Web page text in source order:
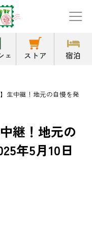
ェ ストア 宿泊
生中継！地元の自慢を発
継！地元の
年5月10日